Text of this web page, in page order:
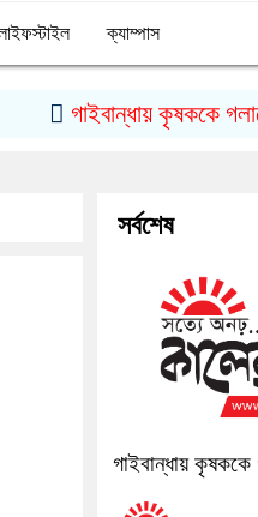
ক্যাম্পাস
গাইবান্ধায় কৃষককে
সর্বশেষ
গাইবান্ধায় কৃষককে